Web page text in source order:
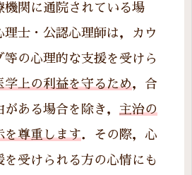
機関に通院されている場
理士・公認心理師は，カウ
等の心理的な支援を受けら
学上の利益を守るため，合
ある場合を除き， 主治の
を尊重します．その際，心
を受けられる方の心情にも